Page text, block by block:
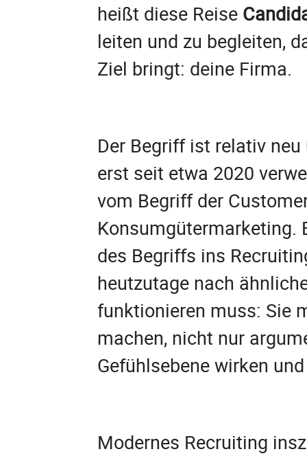
heißt diese Reise
leiten und zu begleiten,
Ziel bringt: deine Firma.
Der Begriff ist relativ
erst seit etwa 2020
vom Begriff der
Konsumgütermar­keting.
des Begriffs ins
heutzutage nach
funktionieren muss: Sie
machen, nicht nur
Gefühlsebene wirken
Modernes Recruiting